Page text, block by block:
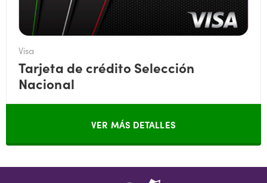
Visa
Tarjeta de crédito Selección
Nacional
VER MÁS DETALLES